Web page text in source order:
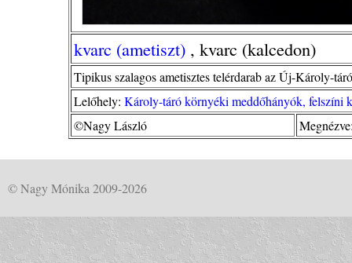
kvarc (ametiszt) , kvarc (kalcedon)
Tipikus szalagos ametisztes telérdarab az Új-Károly-
Lelőhely: Károly-táró környéki meddőhányók, felszíni
©Nagy László
© Nagy Mónika 2009-2026